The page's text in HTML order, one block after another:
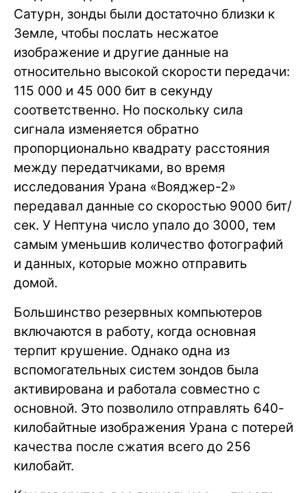
Сатурн, зонды были достаточно близки к
Земле, чтобы послать несжатое
изображение и другие данные на
относительно высокой скорости передачи:
115 000 и 45 000 бит в секунду
соответственно. Но поскольку сила
сигнала изменяется обратно
пропорционально квадрату расстояния
между передатчиками, во время
исследования Урана «Вояджер-2»
передавал данные со скоростью 9000 бит/
сек. У Нептуна число упало до 3000, тем
самым уменьшив количество фотографий
и данных, которые можно отправить
домой.
Большинство резервных компьютеров
включаются в работу, когда основная
терпит крушение. Однако одна из
вспомогательных систем зондов была
активирована и работала совместно с
основной. Это позволило отправлять 640-
килобайтные изображения Урана с потерей
качества после сжатия всего до 256
килобайт.